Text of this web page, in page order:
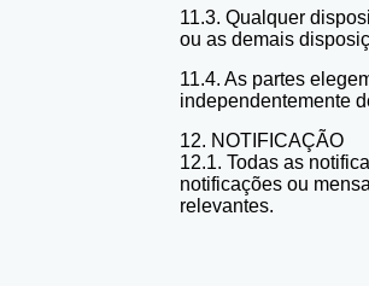
11.3. Qualquer
ou as demais
11.4. As partes
independentemente
12. NOTIFICAÇÃO
12.1. Todas as
notificações ou
relevantes.